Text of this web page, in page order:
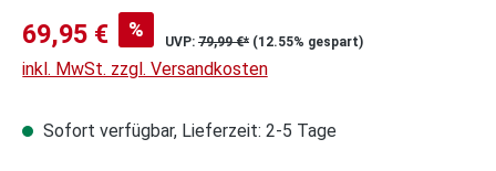
Verkaufspreis:
69,95 € %
UVP: 79,99 €* (12.55% gespart)
inkl. MwSt. zzgl. Versandkosten
Sofort verfügbar, Lieferzeit: 2-5 Tage